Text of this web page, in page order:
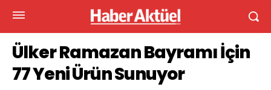
Ülker Ramazan Bayramı İçin
77 Yeni Ürün Sunuyor